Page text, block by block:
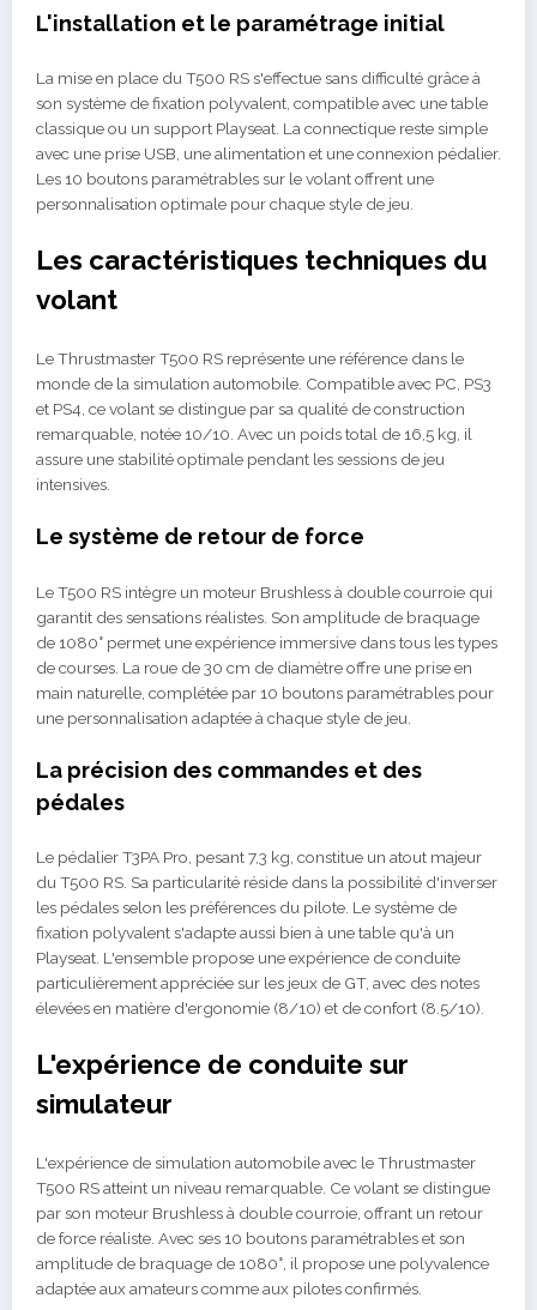
L'installation et le paramétrage initial
La mise en place du T500 RS s'effectue sans difficulté grâce à
son système de fixation polyvalent, compatible avec une table
classique ou un support Playseat. La connectique reste simple
avec une prise USB, une alimentation et une connexion pédalier.
Les 10 boutons paramétrables sur le volant offrent une
personnalisation optimale pour chaque style de jeu.
Les caractéristiques techniques du
volant
Le Thrustmaster T500 RS représente une référence dans le
monde de la simulation automobile. Compatible avec PC, PS3
et PS4, ce volant se distingue par sa qualité de construction
remarquable, notée 10/10. Avec un poids total de 16,5 kg, il
assure une stabilité optimale pendant les sessions de jeu
intensives.
Le système de retour de force
Le T500 RS intègre un moteur Brushless à double courroie qui
garantit des sensations réalistes. Son amplitude de braquage
de 1080° permet une expérience immersive dans tous les types
de courses. La roue de 30 cm de diamètre offre une prise en
main naturelle, complétée par 10 boutons paramétrables pour
une personnalisation adaptée à chaque style de jeu.
La précision des commandes et des
pédales
Le pédalier T3PA Pro, pesant 7,3 kg, constitue un atout majeur
du T500 RS. Sa particularité réside dans la possibilité d'inverser
les pédales selon les préférences du pilote. Le système de
fixation polyvalent s'adapte aussi bien à une table qu'à un
Playseat. L'ensemble propose une expérience de conduite
particulièrement appréciée sur les jeux de GT, avec des notes
élevées en matière d'ergonomie (8/10) et de confort (8.5/10).
L'expérience de conduite sur
simulateur
L'expérience de simulation automobile avec le Thrustmaster
T500 RS atteint un niveau remarquable. Ce volant se distingue
par son moteur Brushless à double courroie, offrant un retour
de force réaliste. Avec ses 10 boutons paramétrables et son
amplitude de braquage de 1080°, il propose une polyvalence
adaptée aux amateurs comme aux pilotes confirmés.